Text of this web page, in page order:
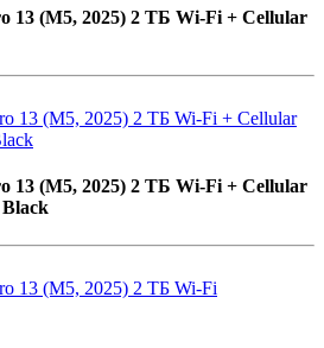
13 (M5, 2025) 2 ТБ Wi-Fi + Cellular
13 (M5, 2025) 2 ТБ Wi-Fi + Cellular